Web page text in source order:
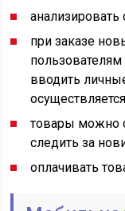
при заказе
вводить
товары можно
следить за
оплачивать